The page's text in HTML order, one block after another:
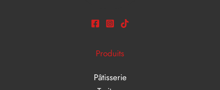
Produits
Pâtisserie